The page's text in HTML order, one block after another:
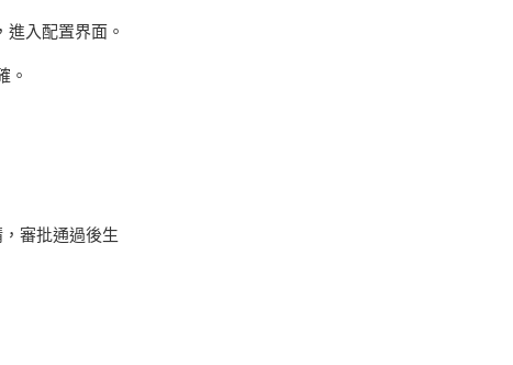
入配置界面。
。
審批通過後生